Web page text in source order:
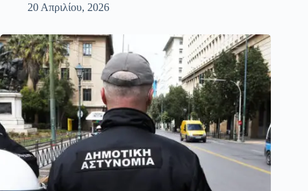
20 Απριλίου, 2026